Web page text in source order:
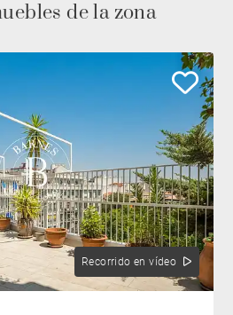
de la zona
Recorrido en vídeo